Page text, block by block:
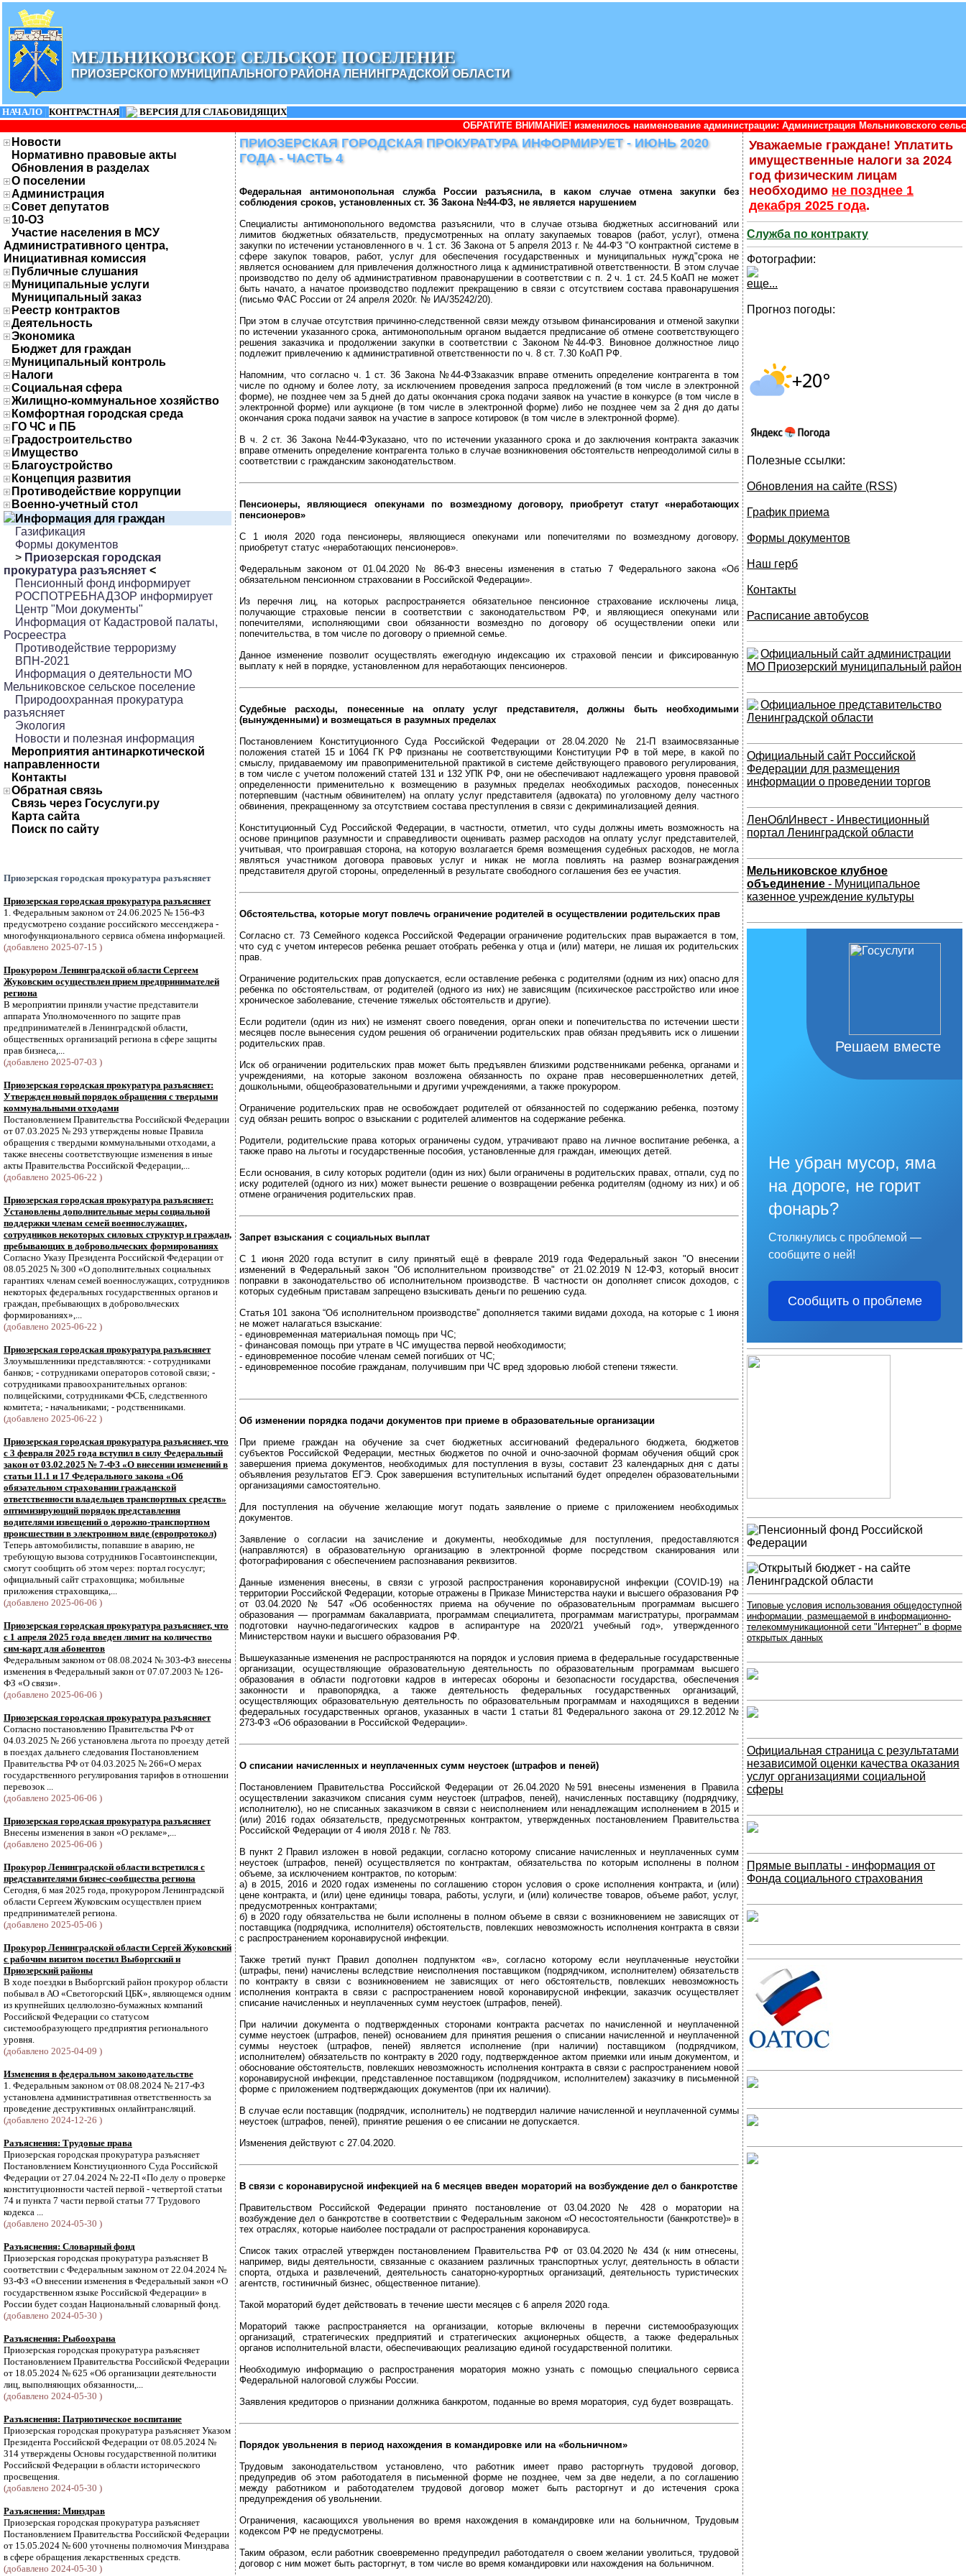
МЕЛЬНИКОВСКОЕ СЕЛЬСКОЕ ПОСЕЛЕНИЕ
ПРИОЗЕРСКОГО МУНИЦИПАЛЬНОГО РАЙОНА ЛЕНИНГРАДСКОЙ ОБЛАСТИ
НАЧАЛО | КОНТРАСТНАЯ |
ВЕРСИЯ ДЛЯ СЛАБОВИДЯЩИХ
ОБРАТИТЕ ВНИМАНИЕ! изменилось наименование администрации: Администрация Мельниковского сельского поселения
Новости
Нормативно правовые акты
Обновления в разделах
О поселении
Администрация
Совет депутатов
10-ОЗ
Участие населения в МСУ
Административного центра,
Инициативная комиссия
Публичные слушания
Муниципальные услуги
Муниципальный заказ
Реестр контрактов
Деятельность
Экономика
Бюджет для граждан
Муниципальный контроль
Налоги
Социальная сфера
Жилищно-коммунальное хозяйство
Комфортная городская среда
ГО ЧС и ПБ
Градостроительство
Имущество
Благоустройство
Концепция развития
Противодействие коррупции
Военно-учетный стол
Информация для граждан
Газификация
Формы документов
> Приозерская городская
прокуратура разъясняет <
Пенсионный фонд информирует
РОСПОТРЕБНАДЗОР информирует
Центр "Мои документы"
Информация от Кадастровой палаты,
Росреестра
Противодействие терроризму
ВПН-2021
Информация о деятельности МО
Мельниковское сельское поселение
Природоохранная прокуратура
разъясняет
Экология
Новости и полезная информация
Мероприятия антинаркотической
направленности
Контакты
Обратная связь
Связь через Госуслуги.ру
Карта сайта
Поиск по сайту
Приозерская городская прокуратура разъясняет
Приозерская городская прокуратура разъясняет
1. Федеральным законом от 24.06.2025 № 156-ФЗ
предусмотрено создание российского мессенджера -
многофункционального сервиса обмена информацией.
(добавлено 2025-07-15 )
Прокурором Ленинградской области Сергеем
Жуковским осуществлен прием предпринимателей
региона
В мероприятии приняли участие представители
аппарата Уполномоченного по защите прав
предпринимателей в Ленинградской области,
общественных организаций региона в сфере защиты
прав бизнеса,...
(добавлено 2025-07-03 )
Приозерская городская прокуратура разъясняет:
Утвержден новый порядок обращения с твердыми
коммунальными отходами
Постановлением Правительства Российской Федерации
от 07.03.2025 № 293 утверждены новые Правила
обращения с твердыми коммунальными отходами, а
также внесены соответствующие изменения в иные
акты Правительства Российской Федерации,...
(добавлено 2025-06-22 )
Приозерская городская прокуратура разъясняет:
Установлены дополнительные меры социальной
поддержки членам семей военнослужащих,
сотрудников некоторых силовых структур и граждан,
пребывающих в добровольческих формированиях
Согласно Указу Президента Российской Федерации от
08.05.2025 № 300 «О дополнительных социальных
гарантиях членам семей военнослужащих, сотрудников
некоторых федеральных государственных органов и
граждан, пребывающих в добровольческих
формированиях»,...
(добавлено 2025-06-22 )
Приозерская городская прокуратура разъясняет
Злоумышленники представляются: - сотрудниками
банков; - сотрудниками операторов сотовой связи; -
сотрудниками правоохранительных органов:
полицейскими, сотрудниками ФСБ, следственного
комитета; - начальниками; - родственниками.
(добавлено 2025-06-22 )
Приозерская городская прокуратура разъясняет, что
с 3 февраля 2025 года вступил в силу Федеральный
закон от 03.02.2025 № 7-ФЗ «О внесении изменений в
статьи 11.1 и 17 Федерального закона «Об
обязательном страховании гражданской
ответственности владельцев транспортных средств»
оптимизирующий порядок представления
водителями извещений о дорожно-транспортном
происшествии в электронном виде (европротокол)
Теперь автомобилисты, попавшие в аварию, не
требующую вызова сотрудников Госавтоинспекции,
смогут сообщить об этом через: портал госуслуг;
официальный сайт страховщика; мобильные
приложения страховщика,...
(добавлено 2025-06-06 )
Приозерская городская прокуратура разъясняет, что
с 1 апреля 2025 года введен лимит на количество
сим-карт для абонентов
Федеральным законом от 08.08.2024 № 303-ФЗ внесены
изменения в Федеральный закон от 07.07.2003 № 126-
ФЗ «О связи».
(добавлено 2025-06-06 )
Приозерская городская прокуратура разъясняет
Согласно постановлению Правительства РФ от
04.03.2025 № 266 установлена льгота по проезду детей
в поездах дальнего следования Постановлением
Правительства РФ от 04.03.2025 № 266«О мерах
государственного регулирования тарифов в отношении
перевозок ...
(добавлено 2025-06-06 )
Приозерская городская прокуратура разъясняет
Внесены изменения в закон «О рекламе»,...
(добавлено 2025-06-06 )
Прокурор Ленинградской области встретился с
представителями бизнес-сообщества региона
Сегодня, 6 мая 2025 года, прокурором Ленинградской
области Сергеем Жуковским осуществлен прием
предпринимателей региона.
(добавлено 2025-05-06 )
Прокурор Ленинградской области Сергей Жуковский
с рабочим визитом посетил Выборгский и
Приозерский районы
В ходе поездки в Выборгский район прокурор области
побывал в АО «Светогорский ЦБК», являющемся одним
из крупнейших целлюлозно-бумажных компаний
Российской Федерации со статусом
системообразующего предприятия регионального
уровня.
(добавлено 2025-04-09 )
Изменения в федеральном законодательстве
1. Федеральным законом от 08.08.2024 № 217-ФЗ
установлена административная ответственность за
проведение деструктивных онлайнтрансляций.
(добавлено 2024-12-26 )
Разъяснения: Трудовые права
Приозерская городская прокуратура разъясняет
Постановлением Констиуционного Суда Российской
Федерации от 27.04.2024 № 22-П «По делу о проверке
конституционности частей первой - четвертой статьи
74 и пункта 7 части первой статьи 77 Трудового
кодекса ...
(добавлено 2024-05-30 )
Разъяснения: Словарный фонд
Приозерская городская прокуратура разъясняет В
соответствии с Федеральным законом от 22.04.2024 №
93-ФЗ «О внесении изменения в Федеральный закон «О
государственном языке Российской Федерации» в
России будет создан Национальный словарный фонд.
(добавлено 2024-05-30 )
Разъяснения: Рыбоохрана
Приозерская городская прокуратура разъясняет
Постановлением Правительства Российской Федерации
от 18.05.2024 № 625 «Об организации деятельности
лиц, выполняющих обязанности,...
(добавлено 2024-05-30 )
Разъяснения: Патриотическое воспитание
Приозерская городская прокуратура разъясняет Указом
Президента Российской Федерации от 08.05.2024 №
314 утверждены Основы государственной политики
Российской Федерации в области исторического
просвещения.
(добавлено 2024-05-30 )
Разъяснения: Минздрав
Приозерская городская прокуратура разъясняет
Постановлением Правительства Российской Федерации
от 15.05.2024 № 600 уточнены полномочия Минздрава
в сфере обращения лекарственных средств.
(добавлено 2024-05-30 )
ПРИОЗЕРСКАЯ ГОРОДСКАЯ ПРОКУРАТУРА ИНФОРМИРУЕТ - ИЮНЬ 2020
ГОДА - ЧАСТЬ 4
Федеральная антимонопольная служба России разъяснила, в каком случае отмена закупки без
соблюдения сроков, установленных ст. 36 Закона №44-ФЗ, не является нарушением
Специалисты антимонопольного ведомства разъяснили, что в случае отзыва бюджетных ассигнований или
лимитов бюджетных обязательств, предусмотренных на оплату закупаемых товаров (работ, услуг), отмена
закупки по истечении установленного в ч. 1 ст. 36 Закона от 5 апреля 2013 г. № 44-ФЗ "О контрактной системе в
сфере закупок товаров, работ, услуг для обеспечения государственных и муниципальных нужд"срока не
является основанием для привлечения должностного лица к административной ответственности. В этом случае
производство по делу об административном правонарушении в соответствии с п. 2 ч. 1 ст. 24.5 КоАП не может
быть начато, а начатое производство подлежит прекращению в связи с отсутствием состава правонарушения
(письмо ФАС России от 24 апреля 2020г. № ИА/35242/20).
При этом в случае отсутствия причинно-следственной связи между отзывом финансирования и отменой закупки
по истечении указанного срока, антимонопольным органом выдается предписание об отмене соответствующего
решения заказчика и продолжении закупки в соответствии с Законом №44-ФЗ. Виновное должностное лицо
подлежит привлечению к административной ответственности по ч. 8 ст. 7.30 КоАП РФ.
Напомним, что согласно ч. 1 ст. 36 Закона №44-ФЗзаказчик вправе отменить определение контрагента в том
числе по одному и более лоту, за исключением проведения запроса предложений (в том числе в электронной
форме), не позднее чем за 5 дней до даты окончания срока подачи заявок на участие в конкурсе (в том числе в
электронной форме) или аукционе (в том числе в электронной форме) либо не позднее чем за 2 дня до даты
окончания срока подачи заявок на участие в запросе котировок (в том числе в электронной форме).
В ч. 2 ст. 36 Закона №44-ФЗуказано, что по истечении указанного срока и до заключения контракта заказчик
вправе отменить определение контрагента только в случае возникновения обстоятельств непреодолимой силы в
соответствии с гражданским законодательством.
Пенсионеры, являющиеся опекунами по возмездному договору, приобретут статут «неработающих
пенсионеров»
С 1 июля 2020 года пенсионеры, являющиеся опекунами или попечителями по возмездному договору,
приобретут статус «неработающих пенсионеров».
Федеральным законом от 01.04.2020 № 86-ФЗ внесены изменения в статью 7 Федерального закона «Об
обязательном пенсионном страховании в Российской Федерации».
Из перечня лиц, на которых распространяется обязательное пенсионное страхование исключены лица,
получающие страховые пенсии в соответствии с законодательством РФ, и являющиеся опекунами или
попечителями, исполняющими свои обязанности возмездно по договору об осуществлении опеки или
попечительства, в том числе по договору о приемной семье.
Данное изменение позволит осуществлять ежегодную индексацию их страховой пенсии и фиксированную
выплату к ней в порядке, установленном для неработающих пенсионеров.
Судебные расходы, понесенные на оплату услуг представителя, должны быть необходимыми
(вынужденными) и возмещаться в разумных пределах
Постановлением Конституционного Суда Российской Федерации от 28.04.2020 № 21-П взаимосвязанные
положения статей 15 и 1064 ГК РФ признаны не соответствующими Конституции РФ в той мере, в какой по
смыслу, придаваемому им правоприменительной практикой в системе действующего правового регулирования,
в том числе с учетом положений статей 131 и 132 УПК РФ, они не обеспечивают надлежащего уровня правовой
определенности применительно к возмещению в разумных пределах необходимых расходов, понесенных
потерпевшим (частным обвинителем) на оплату услуг представителя (адвоката) по уголовному делу частного
обвинения, прекращенному за отсутствием состава преступления в связи с декриминализацией деяния.
Конституционный Суд Российской Федерации, в частности, отметил, что суды должны иметь возможность на
основе принципов разумности и справедливости оценивать размер расходов на оплату услуг представителей,
учитывая, что проигравшая сторона, на которую возлагается бремя возмещения судебных расходов, не могла
являться участником договора правовых услуг и никак не могла повлиять на размер вознаграждения
представителя другой стороны, определенный в результате свободного соглашения без ее участия.
Обстоятельства, которые могут повлечь ограничение родителей в осуществлении родительских прав
Согласно ст. 73 Семейного кодекса Российской Федерации ограничение родительских прав выражается в том,
что суд с учетом интересов ребенка решает отобрать ребенка у отца и (или) матери, не лишая их родительских
прав.
Ограничение родительских прав допускается, если оставление ребенка с родителями (одним из них) опасно для
ребенка по обстоятельствам, от родителей (одного из них) не зависящим (психическое расстройство или иное
хроническое заболевание, стечение тяжелых обстоятельств и другие).
Если родители (один из них) не изменят своего поведения, орган опеки и попечительства по истечении шести
месяцев после вынесения судом решения об ограничении родительских прав обязан предъявить иск о лишении
родительских прав.
Иск об ограничении родительских прав может быть предъявлен близкими родственниками ребенка, органами и
учреждениями, на которые законом возложена обязанность по охране прав несовершеннолетних детей,
дошкольными, общеобразовательными и другими учреждениями, а также прокурором.
Ограничение родительских прав не освобождает родителей от обязанностей по содержанию ребенка, поэтому
суд обязан решить вопрос о взыскании с родителей алиментов на содержание ребенка.
Родители, родительские права которых ограничены судом, утрачивают право на личное воспитание ребенка, а
также право на льготы и государственные пособия, установленные для граждан, имеющих детей.
Если основания, в силу которых родители (один из них) были ограничены в родительских правах, отпали, суд по
иску родителей (одного из них) может вынести решение о возвращении ребенка родителям (одному из них) и об
отмене ограничения родительских прав.
Запрет взыскания с социальных выплат
С 1 июня 2020 года вступит в силу принятый ещё в феврале 2019 года Федеральный закон "О внесении
изменений в Федеральный закон "Об исполнительном производстве" от 21.02.2019 N 12-ФЗ, который вносит
поправки в законодательство об исполнительном производстве. В частности он дополняет список доходов, с
которых судебным приставам запрещено взыскивать деньги по решению суда.
Статья 101 закона “Об исполнительном производстве” дополняется такими видами дохода, на которые с 1 июня
не может налагаться взыскание:
- единовременная материальная помощь при ЧС;
- финансовая помощь при утрате в ЧС имущества первой необходимости;
- единовременное пособие членам семей погибших от ЧС;
- единовременное пособие гражданам, получившим при ЧС вред здоровью любой степени тяжести.
Об изменении порядка подачи документов при приеме в образовательные организации
При приеме граждан на обучение за счет бюджетных ассигнований федерального бюджета, бюджетов
субъектов Российской Федерации, местных бюджетов по очной и очно-заочной формам обучения общий срок
завершения приема документов, необходимых для поступления в вузы, составит 23 календарных дня с даты
объявления результатов ЕГЭ. Срок завершения вступительных испытаний будет определен образовательными
организациями самостоятельно.
Для поступления на обучение желающие могут подать заявление о приеме с приложением необходимых
документов.
Заявление о согласии на зачисление и документы, необходимые для поступления, предоставляются
(направляются) в образовательную организацию в электронной форме посредством сканирования или
фотографирования с обеспечением распознавания реквизитов.
Данные изменения внесены, в связи с угрозой распространения коронавирусной инфекции (COVID-19) на
территории Российской Федерации, которые отражены в Приказе Министерства науки и высшего образования РФ
от 03.04.2020 № 547 «Об особенностях приема на обучение по образовательным программам высшего
образования — программам бакалавриата, программам специалитета, программам магистратуры, программам
подготовки научно-педагогических кадров в аспирантуре на 2020/21 учебный год», утвержденного
Министерством науки и высшего образования РФ.
Вышеуказанные изменения не распространяются на порядок и условия приема в федеральные государственные
организации, осуществляющие образовательную деятельность по образовательным программам высшего
образования в области подготовки кадров в интересах обороны и безопасности государства, обеспечения
законности и правопорядка, а также деятельность федеральных государственных организаций,
осуществляющих образовательную деятельность по образовательным программам и находящихся в ведении
федеральных государственных органов, указанных в части 1 статьи 81 Федерального закона от 29.12.2012 №
273-ФЗ «Об образовании в Российской Федерации».
О списании начисленных и неуплаченных сумм неустоек (штрафов и пеней)
Постановлением Правительства Российской Федерации от 26.04.2020 №591 внесены изменения в Правила
осуществлении заказчиком списания сумм неустоек (штрафов, пеней), начисленных поставщику (подрядчику,
исполнителю), но не списанных заказчиком в связи с неисполнением или ненадлежащим исполнением в 2015 и
(или) 2016 годах обязательств, предусмотренных контрактом, утвержденных постановлением Правительства
Российской Федерации от 4 июля 2018 г. № 783.
В пункт 2 Правил изложен в новой редакции, согласно которому списание начисленных и неуплаченных сумм
неустоек (штрафов, пеней) осуществляется по контрактам, обязательства по которым исполнены в полном
объеме, за исключением контрактов, по которым:
а) в 2015, 2016 и 2020 годах изменены по соглашению сторон условия о сроке исполнения контракта, и (или)
цене контракта, и (или) цене единицы товара, работы, услуги, и (или) количестве товаров, объеме работ, услуг,
предусмотренных контрактами;
б) в 2020 году обязательства не были исполнены в полном объеме в связи с возникновением не зависящих от
поставщика (подрядчика, исполнителя) обстоятельств, повлекших невозможность исполнения контракта в связи
с распространением коронавирусной инфекции.
Также третий пункт Правил дополнен подпунктом «в», согласно которому если неуплаченные неустойки
(штрафы, пени) начислены вследствие неисполнения поставщиком (подрядчиком, исполнителем) обязательств
по контракту в связи с возникновением не зависящих от него обстоятельств, повлекших невозможность
исполнения контракта в связи с распространением новой коронавирусной инфекции, заказчик осуществляет
списание начисленных и неуплаченных сумм неустоек (штрафов, пеней).
При наличии документа о подтвержденных сторонами контракта расчетах по начисленной и неуплаченной
сумме неустоек (штрафов, пеней) основанием для принятия решения о списании начисленной и неуплаченной
суммы неустоек (штрафов, пеней) является исполнение (при наличии) поставщиком (подрядчиком,
исполнителем) обязательств по контракту в 2020 году, подтвержденное актом приемки или иным документом, и
обоснование обстоятельств, повлекших невозможность исполнения контракта в связи с распространением новой
коронавирусной инфекции, представленное поставщиком (подрядчиком, исполнителем) заказчику в письменной
форме с приложением подтверждающих документов (при их наличии).
В случае если поставщик (подрядчик, исполнитель) не подтвердил наличие начисленной и неуплаченной суммы
неустоек (штрафов, пеней), принятие решения о ее списании не допускается.
Изменения действуют с 27.04.2020.
В связи с коронавирусной инфекцией на 6 месяцев введен мораторий на возбуждение дел о банкротстве
Правительством Российской Федерации принято постановление от 03.04.2020 № 428 о моратории на
возбуждение дел о банкротстве в соответствии с Федеральным законом «О несостоятельности (банкротстве)» в
тех отраслях, которые наиболее пострадали от распространения коронавируса.
Список таких отраслей утвержден постановлением Правительства РФ от 03.04.2020 № 434 (к ним отнесены,
например, виды деятельности, связанные с оказанием различных транспортных услуг, деятельность в области
спорта, отдыха и развлечений, деятельность санаторно-курортных организаций, деятельность туристических
агентств, гостиничный бизнес, общественное питание).
Такой мораторий будет действовать в течение шести месяцев с 6 апреля 2020 года.
Мораторий также распространяется на организации, которые включены в перечни системообразующих
организаций, стратегических предприятий и стратегических акционерных обществ, а также федеральных
органов исполнительной власти, обеспечивающих реализацию единой государственной политики.
Необходимую информацию о распространения моратория можно узнать с помощью специального сервиса
Федеральной налоговой службы России.
Заявления кредиторов о признании должника банкротом, поданные во время моратория, суд будет возвращать.
Порядок увольнения в период нахождения в командировке или на «больничном»
Трудовым законодательством установлено, что работник имеет право расторгнуть трудовой договор,
предупредив об этом работодателя в письменной форме не позднее, чем за две недели, а по соглашению
между работником и работодателем трудовой договор может быть расторгнут и до истечения срока
предупреждения об увольнении.
Ограничения, касающихся увольнения во время нахождения в командировке или на больничном, Трудовым
кодексом РФ не предусмотрены.
Таким образом, если работник своевременно предупредил работодателя о своем желании уволиться, трудовой
договор с ним может быть расторгнут, в том числе во время командировки или нахождения на больничном.
Уважаемые граждане! Уплатить
имущественные налоги за 2024
год физическим лицам
необходимо не позднее 1
декабря 2025 года.
Служба по контракту
Фотографии:
еще...
Прогноз погоды:
Полезные ссылки:
Обновления на сайте (RSS)
График приема
Формы документов
Наш герб
Контакты
Расписание автобусов
Официальный сайт администрации
МО Приозерский муниципальный район
Официальное представительство
Ленинградской области
Официальный сайт Российской
Федерации для размещения
информации о проведении торгов
ЛенОблИнвест - Инвестиционный
портал Ленинградской области
Мельниковское клубное
объединение - Муниципальное
казенное учреждение культуры
Решаем вместе
Не убран мусор, яма
на дороге, не горит
фонарь?
Столкнулись с проблемой —
сообщите о ней!
Сообщить о проблеме
Типовые условия использования общедоступной
информации, размещаемой в информационно-
телекоммуникационной сети "Интернет" в форме
открытых данных
Официальная страница с результатами
независимой оценки качества оказания
услуг организациями социальной
сферы
Прямые выплаты - информация от
Фонда социального страхования